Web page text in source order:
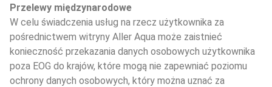
Przelewy międzynarodowe
W celu świadczenia usług na rzecz użytkownika za
pośrednictwem witryny Aller Aqua może zaistnieć
konieczność przekazania danych osobowych użytkownika
poza EOG do krajów, które mogą nie zapewniać poziomu
ochrony danych osobowych, który można uznać za